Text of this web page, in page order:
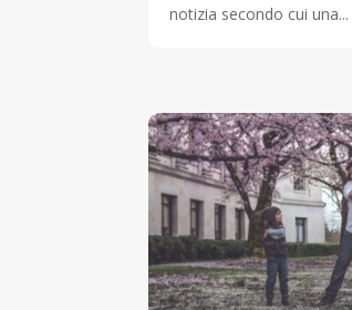
notizia secondo cui una...